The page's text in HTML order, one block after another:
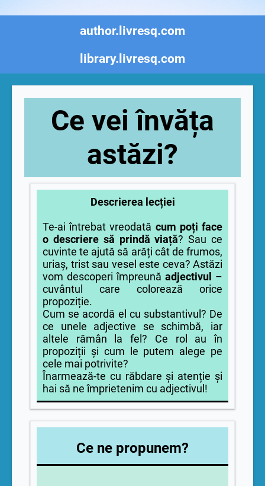
author.livresq.com
library.livresq.com
Ce vei învăța
astăzi?
Descrierea lecției
Te-ai întrebat vreodată cum poți face
o descriere să prindă viață? Sau ce
cuvinte te ajută să arăți cât de frumos,
uriaș, trist sau vesel este ceva? Astăzi
vom descoperi împreună adjectivul –
cuvântul care colorează orice
propoziție.
Cum se acordă el cu substantivul? De
ce unele adjective se schimbă, iar
altele rămân la fel? Ce rol au în
propoziții și cum le putem alege pe
cele mai potrivite?
Înarmează-te cu răbdare și atenție și
hai să ne împrietenim cu adjectivul!
Ce ne propunem?